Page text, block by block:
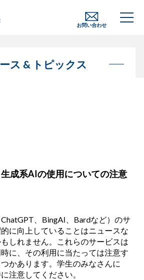
お問い合わせ
ス & トピックス
成系AIの使用についての注意
ChatGPT、BingAI、Bardなど）のサ
に向上していることはニュースな
しれません。
これらのサービスは
に、 その利用に当たっては注意す
かあります。学生のみなさんに
注意してください。